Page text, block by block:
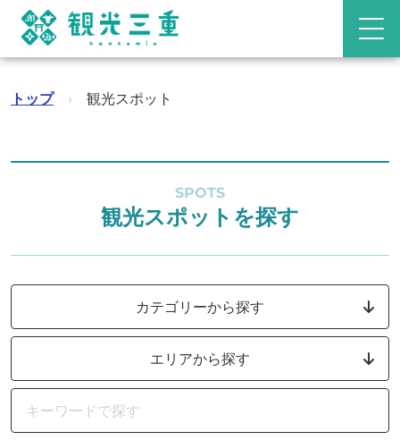
トップ › 観光スポット
SPOTS
観光スポットを探す
カテゴリーから探す
エリアから探す